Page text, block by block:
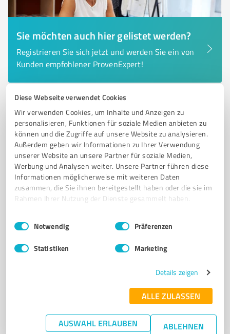
Diese Webseite verwendet Cookies
Wir verwenden Cookies, um Inhalte und Anzeigen zu
personalisieren, Funktionen für soziale Medien anbieten zu
können und die Zugriffe auf unsere Website zu analysieren.
Außerdem geben wir Informationen zu Ihrer Verwendung
unserer Website an unsere Partner für soziale Medien,
Werbung und Analysen weiter. Unsere Partner führen diese
Informationen möglicherweise mit weiteren Daten
zusammen, die Sie ihnen bereitgestellt haben oder die sie im
Rahmen Ihrer Nutzung der Dienste gesammelt haben.
Impressum Datenschutzbestimmungen
Einwilligungsauswahl
Notwendig Präferenzen
Statistiken Marketing
Details zeigen
ALLE ZULASSEN
AUSWAHL ERLAUBEN ABLEHNEN
Sie möchten auch hier gelistet werden?
Registrieren Sie sich jetzt und werden Sie ein von
Kunden empfohlener ProvenExpert!
6 Marketing
Sebastian Rabuda
Google Ads Experte, Google Local Marketing, Online
Marketing Strategie
GOOGLE ADS GOOGLE LOCAL SEO GOOGLE MY BUSINESS
GOOGLE BEWERTUNGSMANAGEMENT ONLINE MARKETING
NEUKUNDENGEWINNUNG KUNDENBINDUNG UMSATZSTEIGERUNG
Tel. +49 2364 9479845
info@mehrkunden-marketing.de